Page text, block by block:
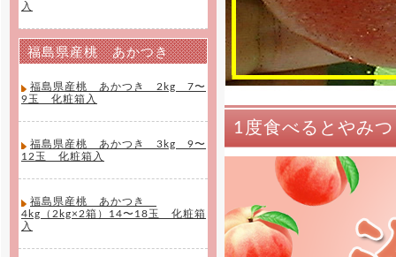
1度食べるとやみ
入
福島県産桃 あかつき
福島県産桃 あかつき 2kg 7〜
9玉 化粧箱入
福島県産桃 あかつき 3kg 9〜
12玉 化粧箱入
福島県産桃 あかつき
4kg（2kg×2箱）14〜18玉 化粧箱
入